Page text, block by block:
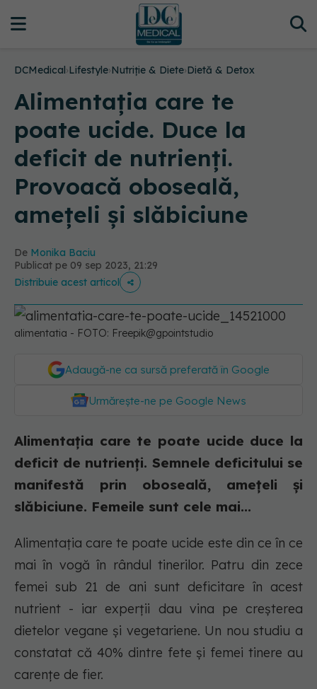
DCMedical›Lifestyle›Nutriție & Diete›Dietă & Detox
Alimentația care te
poate ucide. Duce la
deficit de nutrienți.
Provoacă oboseală,
amețeli și slăbiciune
De Monika Baciu
Publicat pe 09 sep 2023, 21:29
Distribuie acest articol
alimentatia - FOTO: Freepik@gpointstudio
Adaugă-ne ca sursă preferată în Google
Urmărește-ne pe Google News
Alimentația care te poate ucide duce la
deficit de nutrienți. Semnele deficitului se
manifestă prin oboseală, amețeli și
slăbiciune. Femeile sunt cele mai...
Alimentația care te poate ucide este din ce în ce
mai în vogă în rândul tinerilor. Patru din zece
femei sub 21 de ani sunt deficitare în acest
nutrient - iar experții dau vina pe creșterea
dietelor vegane și vegetariene. Un nou studiu a
constatat că 40% dintre fete și femei tinere au
carențe de fier.